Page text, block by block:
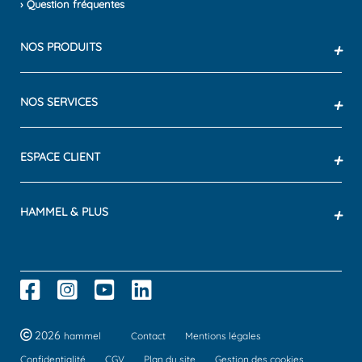
› Question fréquentes
NOS PRODUITS +
NOS SERVICES +
ESPACE CLIENT +
HAMMEL & PLUS +
2026 hammel Contact
Mentions légales
Confidentialité
CGV Plan du site Gestion des cookies